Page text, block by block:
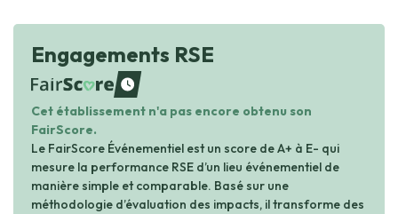
Engagements RSE
waiting
Cet établissement n'a pas encore obtenu son
FairScore.
Le FairScore Événementiel est un score de A+ à E- qui
mesure la performance RSE d’un lieu événementiel de
manière simple et comparable. Basé sur une
méthodologie d’évaluation des impacts, il transforme des